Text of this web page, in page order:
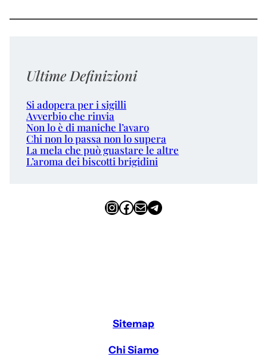
Ultime Definizioni
Si adopera per i sigilli
Avverbio che rinvia
Non lo è di maniche l’avaro
Chi non lo passa non lo supera
La mela che può guastare le altre
L’aroma dei biscotti brigidini
InstagramFacebook Email Telegram
Sitemap
Chi Siamo